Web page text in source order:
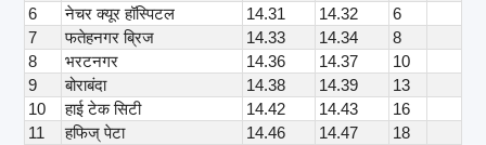
6
नेचर क्यूर हॉस्पिटल 14.31 14.32
6
7
फतेहनगर ब्रिज 14.33 14.34
8
8
भरटनगर 14.36 14.37
10
9
बोराबंदा 14.38 14.39
13
10
हाई टेक सिटी 14.42 14.43
16
11
हफिज् पेटा 14.46 14.47
18